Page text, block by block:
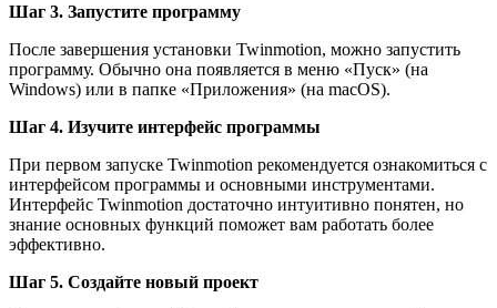
Шаг 3. Запустите программу
После завершения установки Twinmotion, можно запустить
программу. Обычно она появляется в меню «Пуск» (на
Windows) или в папке «Приложения» (на macOS).
Шаг 4. Изучите интерфейс программы
При первом запуске Twinmotion рекомендуется ознакомиться с
интерфейсом программы и основными инструментами.
Интерфейс Twinmotion достаточно интуитивно понятен, но
знание основных функций поможет вам работать более
эффективно.
Шаг 5. Создайте новый проект